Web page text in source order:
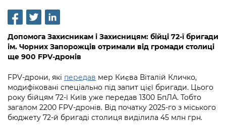
Проєкти розпоряджень, що
перебувають на погодженні КМВА
Рішення Київради
Контактна інформація
Графік роботи та прийому громадян
Вакансії
Освіта та навчальні заклади
Навколишнє середовище міста
Культура, спорт, дозвілля
Бізнес та ліцензування
Громадська експертиза
Консультації з громадськістю
Громадська рада
Петиції
Відкритий бюджет
Інформація з обмеженим доступом
Подати запит онлайн
Проекти нормативно-правових та
інших актів
Нормативна база
Питання і відповіді про публічну
Медіагалерея
Підписатися на новини та анонси від
КМДА / Subscribe to announcements
from the KCSA
Порядок акредитації медіа /
Accreditation process
Подати журналістський запит /
Submitting a media request
Портал Послуг
Допомога Захисникам і Захисницям: бійці 72-ї бригади
ім. Чорних Запорожців отримали від громади столиці
ще 900 FPV-дронів
FPV-дрони, які передав мер Києва Віталій Кличко,
модифіковані спеціально під запит цієї бригади. Цього
року бійцям 72-ї Київ уже передав 1300 БпЛА. Тобто
загалом 2200 FPV-дронів. Від початку 2025-го з міського
бюджету 72-й бригаді столиця виділила 45 млн грн.